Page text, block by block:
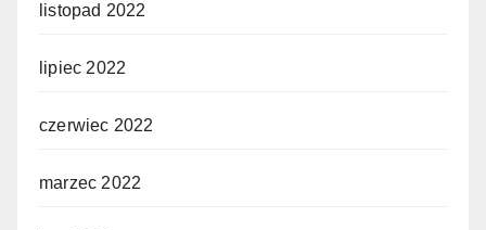
listopad 2022
lipiec 2022
czerwiec 2022
marzec 2022